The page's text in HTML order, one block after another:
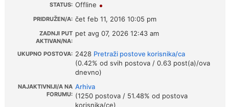
STATUS: Offline
PRIDRUŽEN/A: čet feb 11, 2016 10:05 pm
ZADNJI PUT
AKTIVAN/NA:
pet avg 07, 2026 12:43 am
UKUPNO POSTOVA: 2428 Pretraži postove korisnika/ca
(0.42% od svih postova / 0.63 post(a)/ova
dnevno)
NAJAKTIVNIJI/A NA
FORUMU:
Arhiva
(1250 postova / 51.48% od postova
korisnika/ce)